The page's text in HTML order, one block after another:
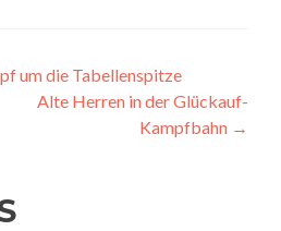
um die Tabellenspitze
Alte Herren in der Glückauf-
Kampfbahn →